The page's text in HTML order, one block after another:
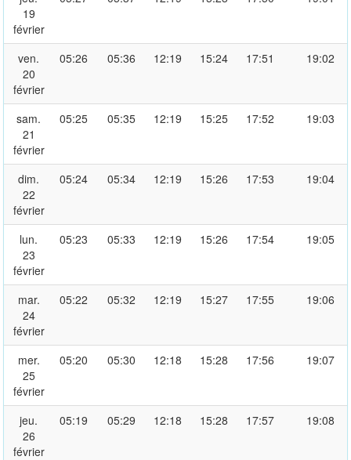
19
février
ven.
20
février
05:26 05:36 12:19 15:24 17:51 19:02
sam.
21
février
05:25 05:35 12:19 15:25 17:52 19:03
dim.
22
février
05:24 05:34 12:19 15:26 17:53 19:04
lun.
23
février
05:23 05:33 12:19 15:26 17:54 19:05
mar.
24
février
05:22 05:32 12:19 15:27 17:55 19:06
mer.
25
février
05:20 05:30 12:18 15:28 17:56 19:07
jeu.
26
février
05:19 05:29 12:18 15:28 17:57 19:08